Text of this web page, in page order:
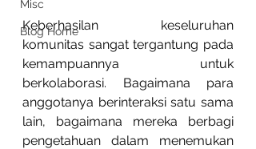
Misc
Blog Home
Keberhasilan keseluruhan
komunitas sangat tergantung pada
kemampuannya untuk
berkolaborasi. Bagaimana para
anggotanya berinteraksi satu sama
lain, bagaimana mereka berbagi
pengetahuan dalam menemukan